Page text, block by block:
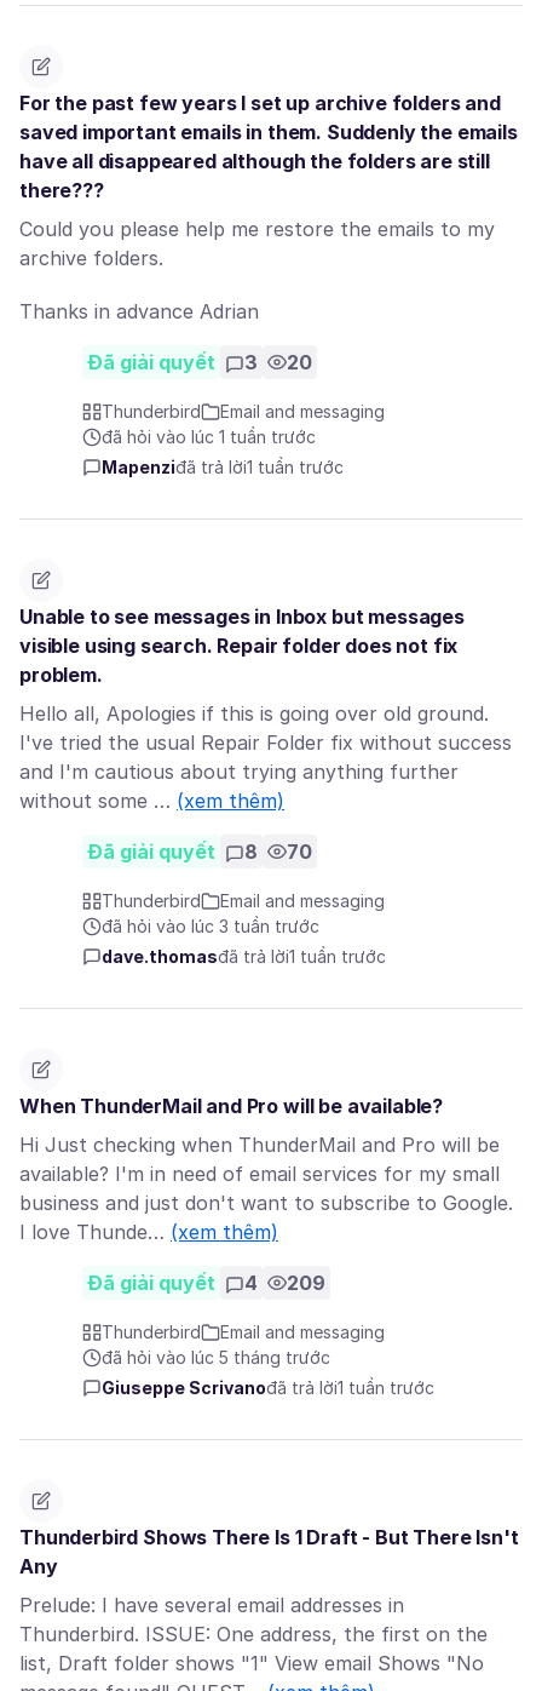
For the past few years I set up archive folders and
saved important emails in them. Suddenly the emails
have all disappeared although the folders are still
there???
Could you please help me restore the emails to my
archive folders.
Thanks in advance Adrian
Đã giải quyết 3 20
Thunderbird
Email and messaging
đã hỏi vào lúc 1 tuần trước
Mapenziđã trả lời1 tuần trước
Unable to see messages in Inbox but messages
visible using search. Repair folder does not fix
problem.
Hello all, Apologies if this is going over old ground.
I've tried the usual Repair Folder fix without success
and I'm cautious about trying anything further
without some … (xem thêm)
Đã giải quyết 8 70
Thunderbird
Email and messaging
đã hỏi vào lúc 3 tuần trước
dave.thomasđã trả lời1 tuần trước
When ThunderMail and Pro will be available?
Hi Just checking when ThunderMail and Pro will be
available? I'm in need of email services for my small
business and just don't want to subscribe to Google.
I love Thunde… (xem thêm)
Đã giải quyết 4 209
Thunderbird
Email and messaging
đã hỏi vào lúc 5 tháng trước
Giuseppe Scrivanođã trả lời1 tuần trước
Thunderbird Shows There Is 1 Draft - But There Isn't
Any
Prelude: I have several email addresses in
Thunderbird. ISSUE: One address, the first on the
list, Draft folder shows "1" View email Shows "No